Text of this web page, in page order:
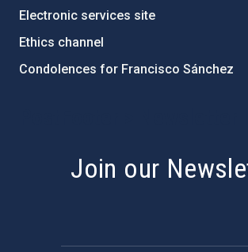
Electronic services site
Ethics channel
Condolences for Francisco Sánchez
Join our